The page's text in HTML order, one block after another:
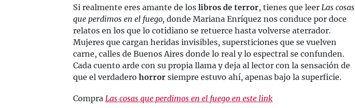
Si realmente eres amante de los libros de terror, tienes que leer Las cosas
que perdimos en el fuego, donde Mariana Enríquez nos conduce por doce
relatos en los que lo cotidiano se retuerce hasta volverse aterrador.
Mujeres que cargan heridas invisibles, supersticiones que se vuelven
carne, calles de Buenos Aires donde lo real y lo espectral se confunden.
Cada cuento arde con su propia llama y deja al lector con la sensación de
que el verdadero horror siempre estuvo ahí, apenas bajo la superficie.
Compra Las cosas que perdimos en el fuego en este link